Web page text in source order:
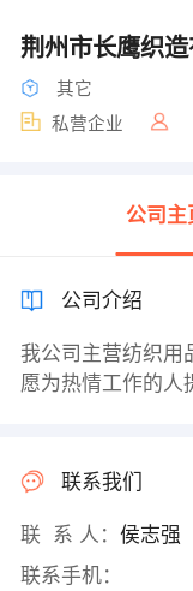
荆州市长鹰织造
其它
私营企业
公司主
公司介绍
我公司主营纺织用
愿为热情工作的人
联系我们
联 系 人： 侯志强
联系手机：